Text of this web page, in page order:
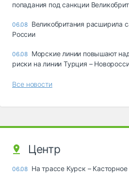
попадания под санкции
06.08 Великобритания расширила
России
06.08 Морские линии повышают
риски на линии Турция –
Все новости
Центр
06.08 На трассе Курск –